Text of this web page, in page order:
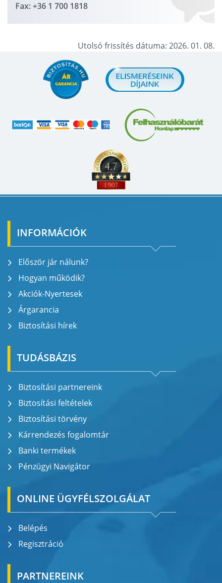
Fax: +36 1 700 1818
Utolsó frissítés dátuma: 2026. 01. 08.
INFORMÁCIÓK
Először jár nálunk?
Hogyan működik?
Akciók-Nyertesek
Árgarancia
Biztosítási hírek
TUDÁSBÁZIS
Biztosítási partnereink
Biztosítási feltételek
Biztosítási törvény
Kárrendezés fogalomtár
Banki termékek
Pénzügyi Navigátor
ONLINE ÜGYFÉLSZOLGÁLAT
Belépés
Regisztráció
PARTNEREINK